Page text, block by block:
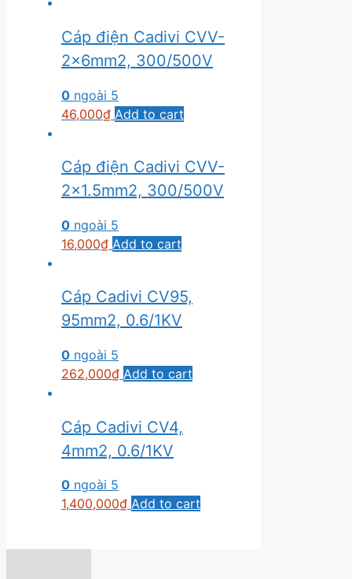
Cáp điện Cadivi CVV-
2×6mm2, 300/500V
0 ngoài 5
46,000₫ Add to cart
Cáp điện Cadivi CVV-
2×1.5mm2, 300/500V
0 ngoài 5
16,000₫ Add to cart
Cáp Cadivi CV95,
95mm2, 0.6/1KV
0 ngoài 5
262,000₫ Add to cart
Cáp Cadivi CV4,
4mm2, 0.6/1KV
0 ngoài 5
1,400,000₫ Add to cart